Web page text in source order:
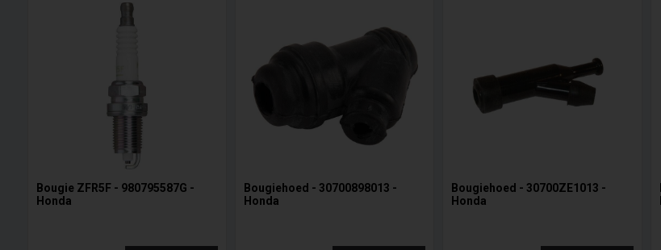
Bougie ZFR5F - 980795587G -
Honda
Bougiehoed - 30700898013 -
Honda
Bougiehoed - 30700ZE1013 -
Honda